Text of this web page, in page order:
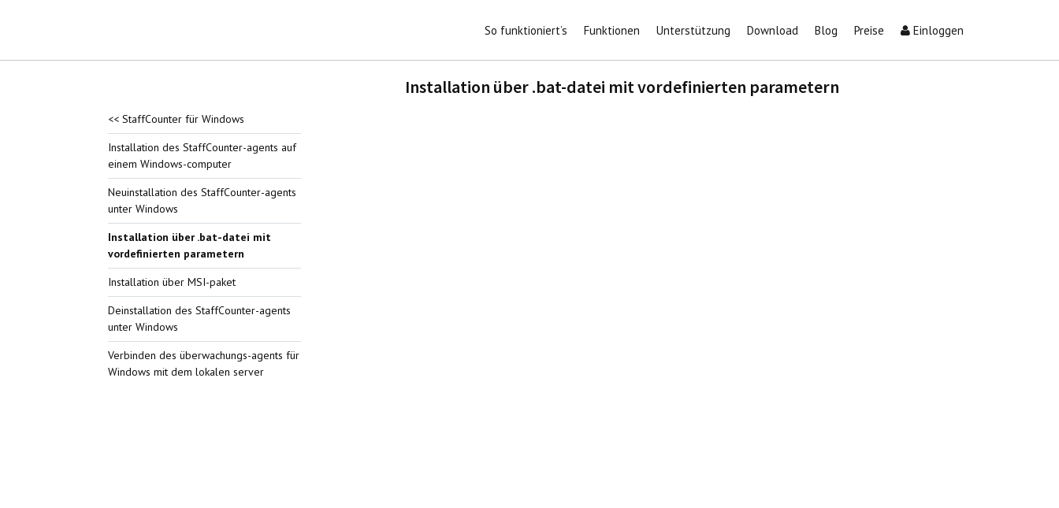
So funktioniert’s Funktionen Unterstützung Download Blog Preise Einloggen
<< StaffCounter für Windows
Installation des StaffCounter-agents auf
einem Windows-computer
Neuinstallation des StaffCounter-agents
unter Windows
Installation über .bat-datei mit
vordefinierten parametern
Installation über MSI-paket
Deinstallation des StaffCounter-agents
unter Windows
Verbinden des überwachungs-agents für
Windows mit dem lokalen server
Installation über .bat-datei mit vordefinierten parametern